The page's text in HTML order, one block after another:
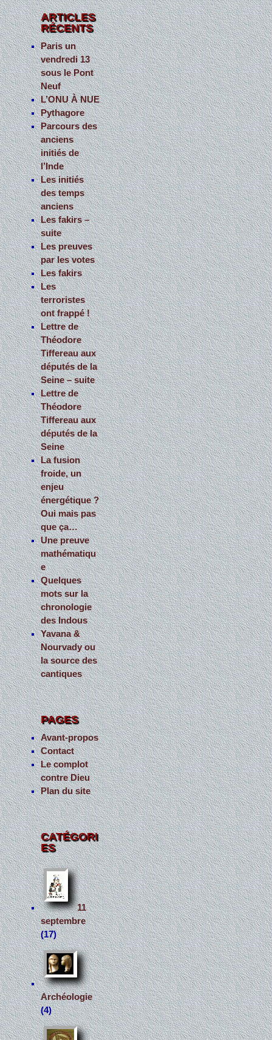
e
r
c
h
e
r
:
ARTICLES
RÉCENTS
Paris un
vendredi 13
sous le Pont
Neuf
L’ONU À NUE
Pythagore
Parcours des
anciens
initiés de
l’Inde
Les initiés
des temps
anciens
Les fakirs –
suite
Les preuves
par les votes
Les fakirs
Les
terroristes
ont frappé !
Lettre de
Théodore
Tiffereau aux
députés de la
Seine – suite
Lettre de
Théodore
Tiffereau aux
députés de la
Seine
La fusion
froide, un
enjeu
énergétique ?
Oui mais pas
que ça…
Une preuve
mathématiqu
e
Quelques
mots sur la
chronologie
des Indous
Yavana &
Nourvady ou
la source des
cantiques
PAGES
Avant-propos
Contact
Le complot
contre Dieu
Plan du site
CATÉGORI
ES
11
septembre
(17)
Archéologie
(4)